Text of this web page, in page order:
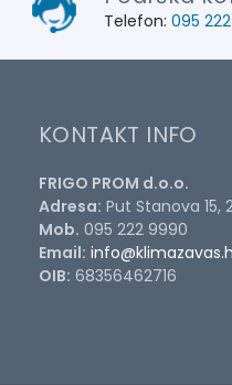
Telefon: 095
KONTAKT INFO
FRIGO PROM d.o.o.
Adresa: Put Stanova 15,
Mob. 095 222 9990
Email:
OIB: 68356462716